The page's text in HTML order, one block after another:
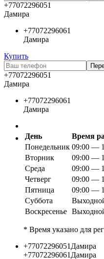
+77072296051
Дамира
+77072296061
Дамира
Купить
+77072296051
Дамира
+77072296061
Дамира
День Время
Понедельник 09:00 —
Вторник
09:00 —
Среда
09:00 —
Четверг
09:00 —
Пятница
09:00 —
Суббота
Воскресенье
* Время указано для
+77072296051 Дамира
+77072296061 Дамира